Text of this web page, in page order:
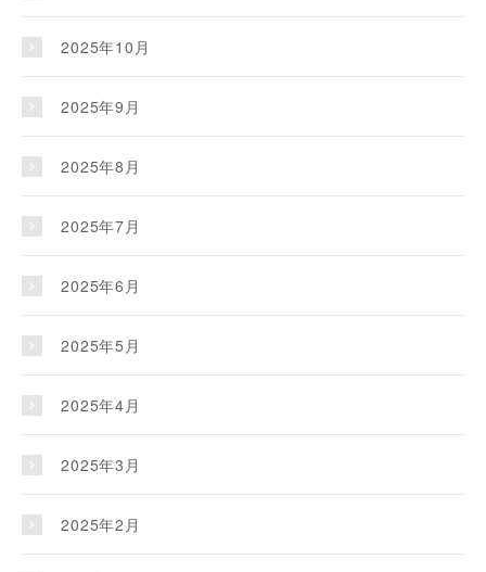
2025年10月
2025年9月
2025年8月
2025年7月
2025年6月
2025年5月
2025年4月
2025年3月
2025年2月